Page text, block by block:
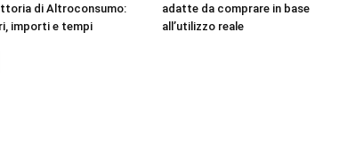
di Altroconsumo:
importi e tempi
adatte da comprare in base
all’utilizzo reale